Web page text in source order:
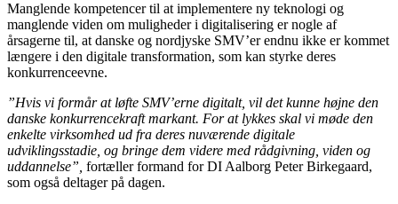
Manglende kompetencer til at implementere ny teknologi og
manglende viden om muligheder i digitalisering er nogle af
årsagerne til, at danske og nordjyske SMV’er endnu ikke er kommet
længere i den digitale transformation, som kan styrke deres
konkurrenceevne.
”Hvis vi formår at løfte SMV’erne digitalt, vil det kunne højne den
danske konkurrencekraft markant. For at lykkes skal vi møde den
enkelte virksomhed ud fra deres nuværende digitale
udviklingsstadie, og bringe dem videre med rådgivning, viden og
uddannelse”, fortæller formand for DI Aalborg Peter Birkegaard,
som også deltager på dagen.